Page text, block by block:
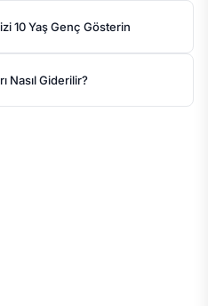
10 Yaş Genç Gösterin
Nasıl Giderilir?